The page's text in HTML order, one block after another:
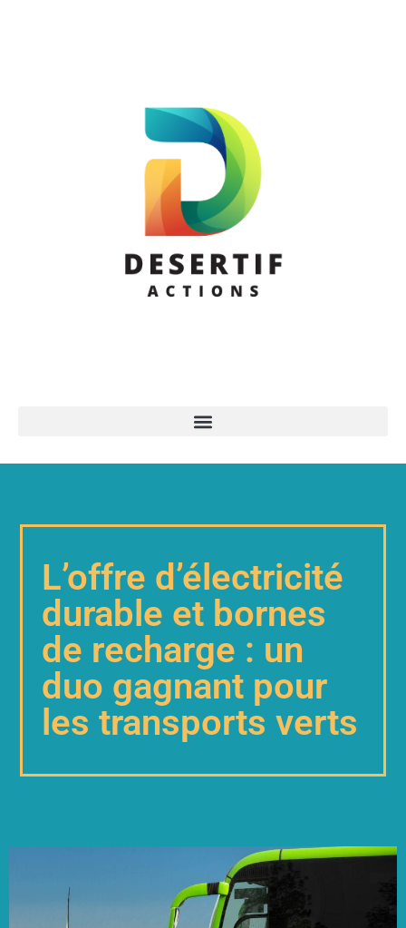
L’offre d’électricité
durable et bornes
de recharge : un
duo gagnant pour
les transports verts